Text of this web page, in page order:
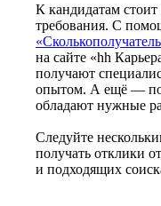
К кандидатам стоит
требования. С
на сайте «hh
получают
опытом. А ещё —
обладают нужные
Следуйте
получать отклики
и подходящих